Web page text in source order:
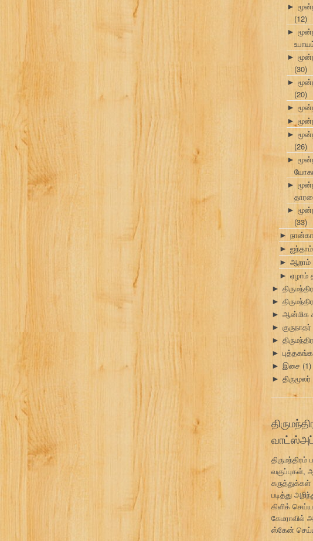
►
(12)
►
►
(30)
►
(20)
►
►
►
(26)
►
►
►
(33)
►
►
► ஆறாம்
► ஏழாம்
►
►
► ஆன்மிக
►
►
►
► இசை (1)
►
வாட்ஸ்அப்
படித்து
கிளிக்
கேமராவில்
ஸ்கேன்